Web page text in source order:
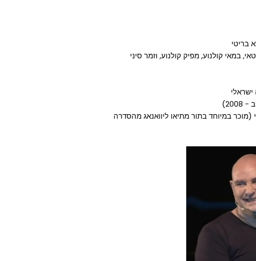
(מוכר במיוחד בתור מתיאו ליוואנאג מהסדרה